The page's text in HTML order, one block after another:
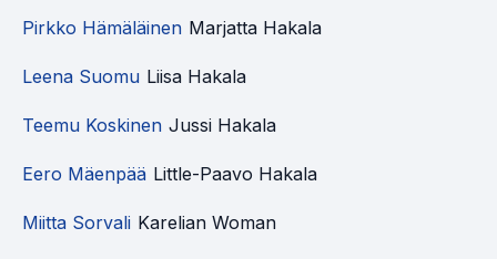
Pirkko Hämäläinen Marjatta Hakala
Leena Suomu Liisa Hakala
Teemu Koskinen Jussi Hakala
Eero Mäenpää Little-Paavo Hakala
Miitta Sorvali Karelian Woman